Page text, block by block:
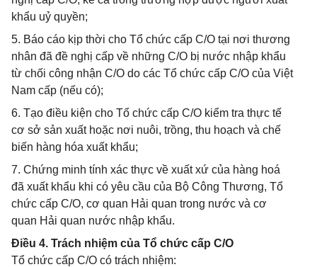
khẩu uỷ quyền;
5. Báo cáo kịp thời cho Tổ chức cấp C/O tại nơi thương
nhân đã đề nghị cấp về những C/O bị nước nhập khẩu
từ chối công nhận C/O do các Tổ chức cấp C/O của Việt
Nam cấp (nếu có);
6. Tạo điều kiện cho Tổ chức cấp C/O kiểm tra thực tế
cơ sở sản xuất hoặc nơi nuôi, trồng, thu hoạch và chế
biến hàng hóa xuất khẩu;
7. Chứng minh tính xác thực về xuất xứ của hàng hoá
đã xuất khẩu khi có yêu cầu của Bộ Công Thương, Tổ
chức cấp C/O, cơ quan Hải quan trong nước và cơ
quan Hải quan nước nhập khẩu.
Điều 4. Trách nhiệm của Tổ chức cấp C/O
Tổ chức cấp C/O có trách nhiệm: